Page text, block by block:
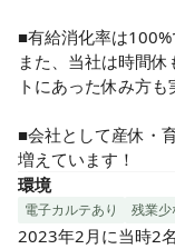
■有給消化率は100%
また、当社は時間
トにあった休み方も
■会社として産休・
増えています！
環境
電子カルテあり 残業少
2023年2月に当時2